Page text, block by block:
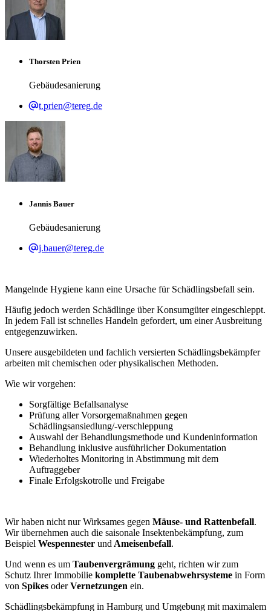
Thorsten Prien
Gebäudesanierung
t.prien@tereg.de
Jannis Bauer
Gebäudesanierung
j.bauer@tereg.de
Mangelnde Hygiene kann eine Ursache für Schädlingsbefall sein.
Häufig jedoch werden Schädlinge über Konsumgüter eingeschleppt.
In jedem Fall ist schnelles Handeln gefordert, um einer Ausbreitung
entgegenzuwirken.
Unsere ausgebildeten und fachlich versierten Schädlingsbekämpfer
arbeiten mit chemischen oder physikalischen Methoden.
Wie wir vorgehen:
Sorgfältige Befallsanalyse
Prüfung aller Vorsorgemaßnahmen gegen
Schädlingsansiedlung/-verschleppung
Auswahl der Behandlungsmethode und Kundeninformation
Behandlung inklusive ausführlicher Dokumentation
Wiederholtes Monitoring in Abstimmung mit dem
Auftraggeber
Finale Erfolgskotrolle und Freigabe
Wir haben nicht nur Wirksames gegen Mäuse- und Rattenbefall.
Wir übernehmen auch die saisonale Insektenbekämpfung, zum
Beispiel Wespennester und Ameisenbefall.
Und wenn es um Taubenvergrämung geht, richten wir zum
Schutz Ihrer Immobilie komplette Taubenabwehrsysteme in Form
von Spikes oderVernetzungen ein.
Schädlingsbekämpfung in Hamburg und Umgebung mit maximalem